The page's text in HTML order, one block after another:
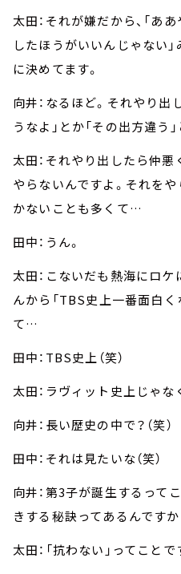
太田：それが嫌だから、「あ
したほうがいいんじゃない
に決めてます。
向井：なるほど。それやり出
うなよ」とか「その出方違う
太田：それやり出したら仲悪
やらないんですよ。それを
かないことも多くて…
田中：うん。
太田：こないだも熱海にロケ
んから「TBS史上一番面白
て…
田中：TBS史上（笑）
太田：ラヴィット史上じゃな
向井：長い歴史の中で？（笑）
田中：それは見たいな（笑）
向井：第3子が誕生するって
きする秘訣ってあるんですか
太田：「抗わない」ってことで